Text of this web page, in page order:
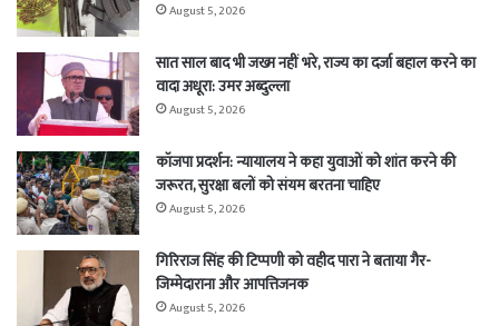
August 5, 2026
सात साल बाद भी जख्म नहीं भरे, राज्य का दर्जा बहाल करने का
वादा अधूरा: उमर अब्दुल्ला
August 5, 2026
कॉजपा प्रदर्शन: न्यायालय ने कहा युवाओं को शांत करने की
जरूरत, सुरक्षा बलों को संयम बरतना चाहिए
August 5, 2026
गिरिराज सिंह की टिप्पणी को वहीद पारा ने बताया गैर-
जिम्मेदाराना और आपत्तिजनक
August 5, 2026